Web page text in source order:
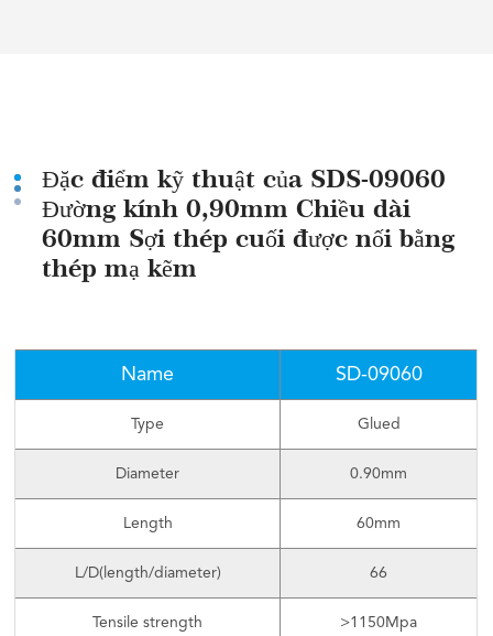
Đặc điểm kỹ thuật của SDS-09060
Đường kính 0,90mm Chiều dài
60mm Sợi thép cuối được nối bằng
thép mạ kẽm
Name SD-09060
Type Glued
Diameter 0.90mm
Length 60mm
L/D(length/diameter) 66
Tensile strength >1150Mpa